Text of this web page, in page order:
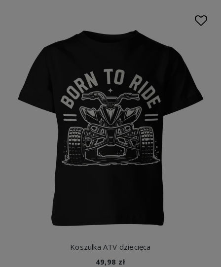
Koszulka ATV dziecięca
49,98 zł